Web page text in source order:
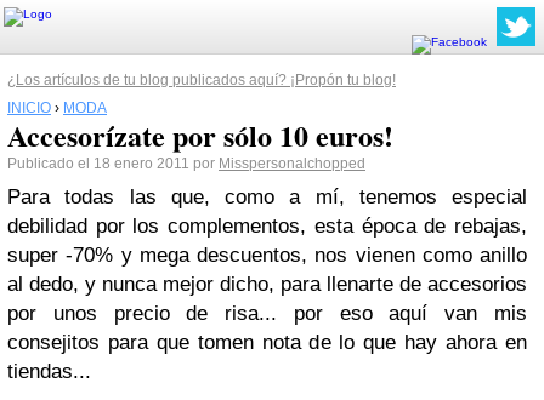
¿Los artículos de tu blog publicados aquí? ¡Propón tu blog!
INICIO › MODA
Accesorízate por sólo 10 euros!
Publicado el 18 enero 2011 por Misspersonalchopped
Para todas las que, como a mí, tenemos especial
debilidad por los complementos, esta época de rebajas,
super -70% y mega descuentos, nos vienen como anillo
al dedo, y nunca mejor dicho, para llenarte de accesorios
por unos precio de risa... por eso aquí van mis
consejitos para que tomen nota de lo que hay ahora en
tiendas...